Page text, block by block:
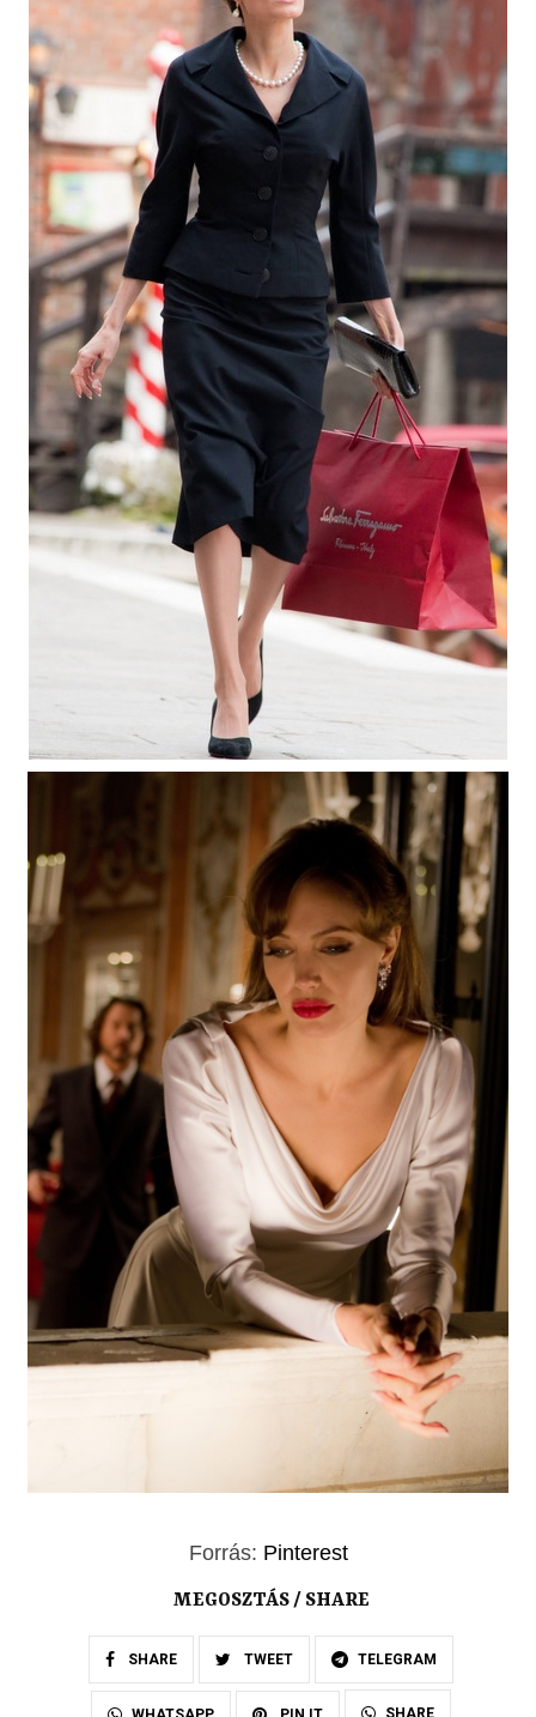
Forrás: Pinterest
MEGOSZTÁS / SHARE
SHARE TWEET TELEGRAM